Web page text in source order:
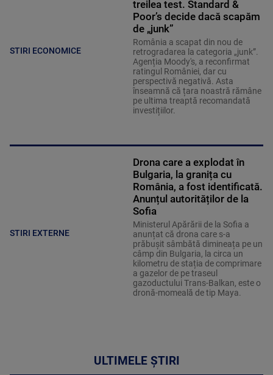
STIRI ECONOMICE
treilea test. Standard &
Poor’s decide dacă scapăm
de „junk”
România a scapat din nou de
retrogradarea la categoria „junk”.
Agenția Moody's, a reconfirmat
ratingul României, dar cu
perspectivă negativă. Asta
înseamnă că țara noastră rămâne
pe ultima treaptă recomandată
investițiilor.
STIRI EXTERNE
Drona care a explodat în
Bulgaria, la granița cu
România, a fost identificată.
Anunțul autorităților de la
Sofia
Ministerul Apărării de la Sofia a
anunțat că drona care s-a
prăbușit sâmbătă dimineața pe un
câmp din Bulgaria, la circa un
kilometru de stația de comprimare
a gazelor de pe traseul
gazoductului Trans-Balkan, este o
dronă-momeală de tip Maya.
ULTIMELE ȘTIRI